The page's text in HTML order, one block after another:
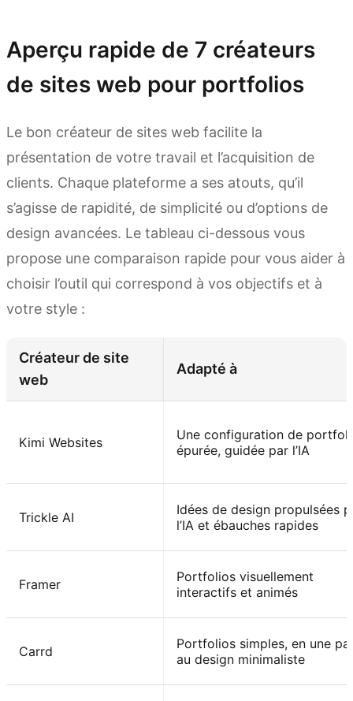
Aperçu rapide de 7 créateurs
de sites web pour portfolios
Le bon créateur de sites web facilite la
présentation de votre travail et l’acquisition de
clients. Chaque plateforme a ses atouts, qu’il
s’agisse de rapidité, de simplicité ou d’options de
design avancées. Le tableau ci-dessous vous
propose une comparaison rapide pour vous aider à
choisir l’outil qui correspond à vos objectifs et à
votre style :
Créateur de site
web
Adapté à
Kimi Websites
Une configuration de
épurée, guidée par l’IA
Trickle AI
Idées de design propulsées
l’IA et ébauches rapides
Framer
Portfolios visuellement
interactifs et animés
Carrd
Portfolios simples, en une
au design minimaliste